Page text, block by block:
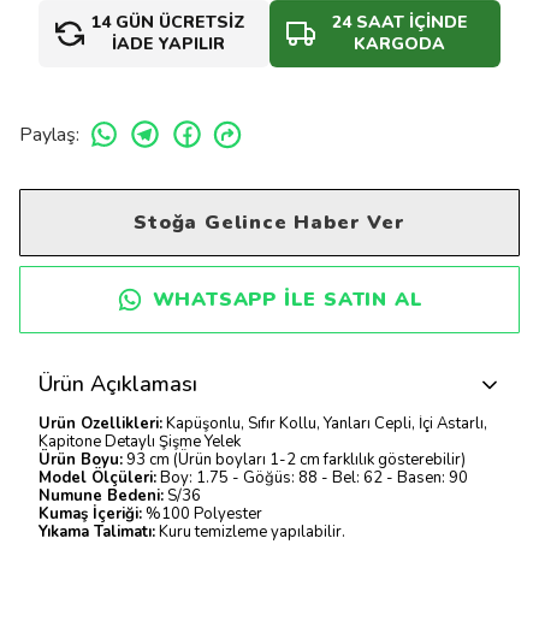
14 GÜN ÜCRETSİZ
İADE YAPILIR
24 SAAT İÇİNDE
KARGODA
Paylaş:
Stoğa Gelince Haber Ver
WHATSAPP ILE SATIN AL
Ürün Açıklaması
Ürün Özellikleri:Kapüşonlu, Sıfır Kollu, Yanları Cepli, İçi Astarlı,
Kapitone Detaylı Şişme Yelek
Ürün Boyu:93 cm (Ürün boyları 1-2 cm farklılık gösterebilir)
Model Ölçüleri:Boy: 1.75 - Göğüs: 88 - Bel: 62 - Basen: 90
Numune Bedeni: S/36
Kumaş İçeriği: %100 Polyester
Yıkama Talimatı:Kuru temizleme yapılabilir.